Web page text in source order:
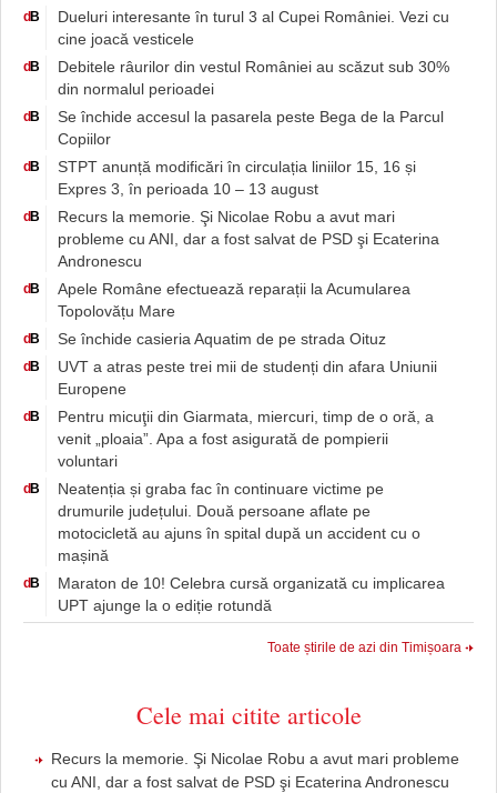
d B
Dueluri interesante în turul 3 al Cupei României. Vezi cu
cine joacă vesticele
d B
Debitele râurilor din vestul României au scăzut sub 30%
din normalul perioadei
d B
Se închide accesul la pasarela peste Bega de la Parcul
Copiilor
d B
STPT anunță modificări în circulația liniilor 15, 16 și
Expres 3, în perioada 10 – 13 august
d B
Recurs la memorie. Şi Nicolae Robu a avut mari
probleme cu ANI, dar a fost salvat de PSD şi Ecaterina
Andronescu
d B
Apele Române efectuează reparații la Acumularea
Topolovățu Mare
d B Se închide casieria Aquatim de pe strada Oituz
d B
UVT a atras peste trei mii de studenți din afara Uniunii
Europene
d B
Pentru micuţii din Giarmata, miercuri, timp de o oră, a
venit „ploaia”. Apa a fost asigurată de pompierii
voluntari
d B
Neatenția și graba fac în continuare victime pe
drumurile județului. Două persoane aflate pe
motocicletă au ajuns în spital după un accident cu o
mașină
d B
Maraton de 10! Celebra cursă organizată cu implicarea
UPT ajunge la o ediție rotundă
Toate știrile de azi din Timișoara
Cele mai citite articole
Recurs la memorie. Şi Nicolae Robu a avut mari probleme
cu ANI, dar a fost salvat de PSD şi Ecaterina Andronescu